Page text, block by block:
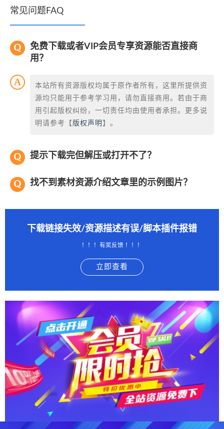
常见问题FAQ
免费下载或者VIP会员专享资源能否直接商
用？
本站所有资源版权均属于原作者所有，这里所提供资
源均只能用于参考学习用，请勿直接商用。若由于商
用引起版权纠纷，一切责任均由使用者承担。更多说
明请参考【 版权声明 】。
提示下载完但解压或打开不了？
找不到素材资源介绍文章里的示例图片？
下载链接失效/资源描述有误/脚本插件报错
！！！有奖反馈 ！！！
立即查看